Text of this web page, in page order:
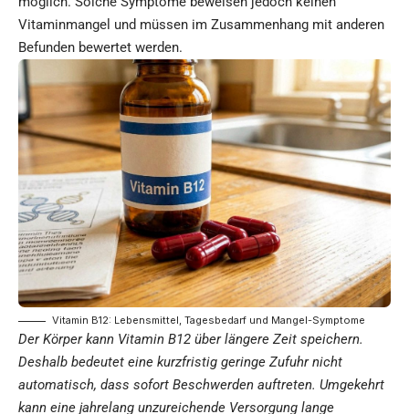
Vitaminmangel und müssen im Zusammenhang mit anderen
Befunden bewertet werden.
Vitamin B12: Lebensmittel, Tagesbedarf und Mangel-Symptome
Der Körper kann Vitamin B12 über längere Zeit speichern.
Deshalb bedeutet eine kurzfristig geringe Zufuhr nicht
automatisch, dass sofort Beschwerden auftreten. Umgekehrt
kann eine jahrelang unzureichende Versorgung lange